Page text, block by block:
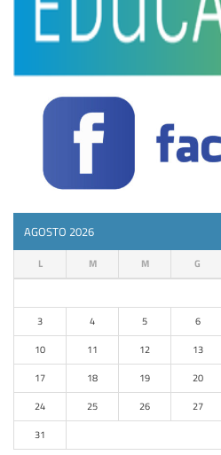
AGOSTO 2026
L M M G
3
4 5 6
10
11 12 13
17
18 19 20
24
25 26 27
31